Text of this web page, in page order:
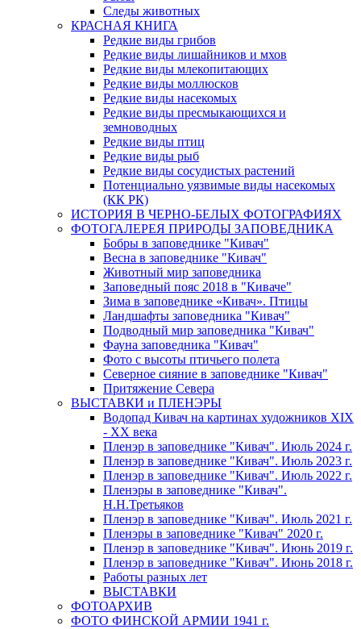
Следы животных
КРАСНАЯ КНИГА
Редкие виды грибов
Редкие виды лишайников и мхов
Редкие виды млекопитающих
Редкие виды моллюсков
Редкие виды насекомых
Редкие виды пресмыкающихся и
земноводных
Редкие виды птиц
Редкие виды рыб
Редкие виды сосудистых растений
Потенциально уязвимые виды насекомых
(КК РК)
ИСТОРИЯ В ЧЕРНО-БЕЛЫХ ФОТОГРАФИЯХ
ФОТОГАЛЕРЕЯ ПРИРОДЫ ЗАПОВЕДНИКА
Бобры в заповеднике "Кивач"
Весна в заповеднике "Кивач"
Животный мир заповедника
Заповедный пояс 2018 в "Киваче"
Зима в заповеднике «Кивач». Птицы
Ландшафты заповедника "Кивач"
Подводный мир заповедника "Кивач"
Фауна заповедника "Кивач"
Фото с высоты птичьего полета
Северное сияние в заповеднике "Кивач"
Притяжение Севера
ВЫСТАВКИ и ПЛЕНЭРЫ
Водопад Кивач на картинах художников XIX
- XX века
Пленэр в заповеднике "Кивач". Июль 2024 г.
Пленэр в заповеднике "Кивач". Июль 2023 г.
Пленэр в заповеднике "Кивач". Июль 2022 г.
Пленэры в заповеднике "Кивач".
Н.Н.Третьяков
Пленэр в заповеднике "Кивач". Июль 2021 г.
Пленэры в заповеднике "Кивач" 2020 г.
Пленэр в заповеднике "Кивач". Июнь 2019 г.
Пленэр в заповеднике "Кивач". Июнь 2018 г.
Работы разных лет
ВЫСТАВКИ
ФОТОАРХИВ
ФОТО ФИНСКОЙ АРМИИ 1941 г.